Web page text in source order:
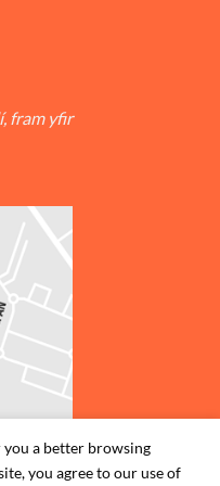
fram yfir
| Síðumúla 34, 108
you a better browsing
you agree to our use of